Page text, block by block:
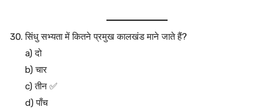
सिंधु सभ्यता में कितने प्रमुख कालखंड माने जाते हैं?
a) दो
b) चार
c) तीन ✅
d) पाँच